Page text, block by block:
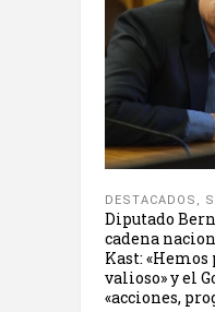
DESTACADOS ,
Diputado
cadena
Kast:
valioso» y el
«acciones,